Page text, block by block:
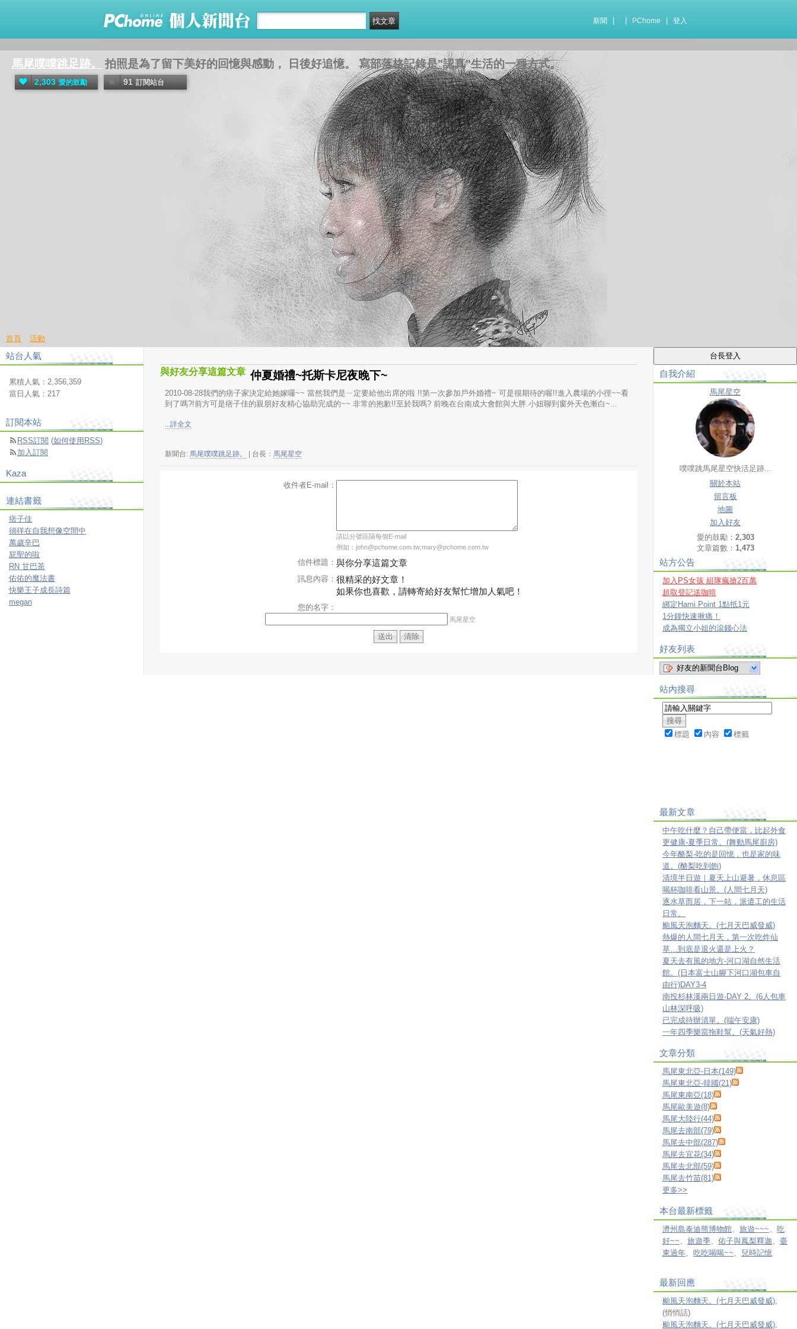
新聞 PChome 登入
馬尾噗噗跳足跡。 拍照是為了留下美好的回憶與感動， 日後好追憶。 寫部落格記錄是"認真"生活的一種方式。
2,303 愛的鼓勵 91 訂閱站台
首頁 活動
與好友分享這篇文章 仲夏婚禮~托斯卡尼夜晚下~
2010-08-28我們的痞子家決定給她嫁囉~~ 當然我們是ㄧ定要給他出席的啦 !!第一次參加戶外婚禮~ 可是很期待的喔!!進入農場的小徑~~看
到了嗎?!前方可是痞子佳的親朋好友精心協助完成的~~ 非常的抱歉!!至於我嗎? 前晚在台南成大會館與大胖.小妞聊到窗外天色漸白~...
...詳全文
新聞台: 馬尾噗噗跳足跡。 | 台長： 馬尾星空
收件者E-mail：
請以分號區隔每個E-mail
例如：john@pchome.com.tw;mary@pchome.com.tw
信件標題： 與你分享這篇文章
訊息內容： 很精采的好文章！
如果你也喜歡，請轉寄給好友幫忙增加人氣吧！
您的名字：
馬尾星空
自我介紹
馬尾星空
噗噗跳馬尾星空快活足跡...
關於本站
留言板
地圖
加入好友
愛的鼓勵： 2,303
文章篇數： 1,473
站方公告
加入PS女孩 組隊瘋搶2百萬
超取登記送咖啡
綁定Hami Point 1點抵1元
1分鐘快速揪痛！
成為獨立小姐的滾錢心法
好友列表
好友的新聞台Blog
站內搜尋
標題 內容 標籤
最新文章
中午吃什麼？自己帶便當，比起外食
更健康-夏季日常。(舞動馬尾廚房)
今年酪梨-吃的是回憶，也是家的味
道。(酪梨吃到飽)
清境半日遊｜夏天上山避暑，休息區
喝杯咖啡看山景。(人間七月天)
逐水草而居，下一站，派遣工的生活
日常。
颱風天泡麵天。(七月天巴威發威)
熱爆的人間七月天，第一次吃炸仙
草…到底是退火還是上火？
夏天去有風的地方-河口湖自然生活
館。(日本富士山腳下河口湖包車自
由行)DAY3-4
南投杉林溪兩日遊-DAY 2。(6人包車
山林深呼吸)
已完成待辦清單。(端午安康)
一年四季樂當拖鞋幫。(天氣好熱)
文章分類
馬尾東北亞-日本(149)
馬尾東北亞-韓國(21)
馬尾東南亞(18)
馬尾歐美遊(8)
馬尾大陸行(44)
馬尾去南部(79)
馬尾去中部(287)
馬尾去宜花(34)
馬尾去北部(59)
馬尾去竹苗(81)
更多>>
本台最新標籤
濟州島泰迪熊博物館、旅遊~~~、吃
好~~、旅遊季、佑子與鳳梨釋迦、臺
東過年、吃吃喝喝~~、 兒時記憶
最新回應
颱風天泡麵天。(七月天巴威發威),
(悄悄話)
颱風天泡麵天。(七月天巴威發威),
站台人氣
累積人氣： 2,356,359
當日人氣： 217
訂閱本站
RSS訂閱 (如何使用RSS)
加入訂閱
Kaza
連結書籤
痞子佳
徜徉在自我想像空間中
萬歲辛巴
屁聖的啦
RN 甘巴茶
佑佑的魔法書
快樂王子成長詩篇
megan